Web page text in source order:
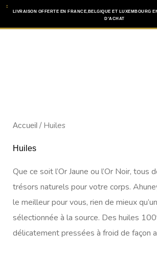
Aller LIVRAISON OFFERTE EN FRANCE,BELGIQUE ET LUXEMBOURG
D'ACHAT
Accueil / Huiles
Huiles
Que ce soit l’Or Jaune ou l’Or Noir, tous
trésors naturels pour votre corps.
le meilleur pour vous, rien de mieux
sélectionnée à la source. Des huiles
délicatement pressées à froid de façon